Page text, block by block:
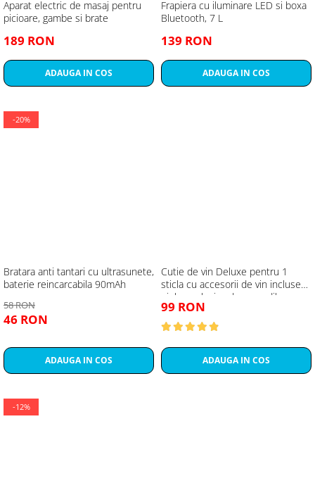
Aparat electric de masaj pentru
picioare, gambe si brate
189 RON
ADAUGA IN COS
Frapiera cu iluminare LED si boxa
Bluetooth, 7 L
139 RON
ADAUGA IN COS
-20%
Bratara anti tantari cu ultrasunete,
baterie reincarcabila 90mAh
58 RON
46 RON
ADAUGA IN COS
Cutie de vin Deluxe pentru 1
sticla cu accesorii de vin incluse
piele ecologica de crocodil
99 RON
ADAUGA IN COS
-12%